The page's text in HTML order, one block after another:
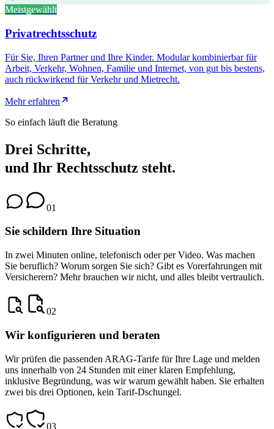
Meistgewählt
Privatrechtsschutz
Für Sie, Ihren Partner und Ihre Kinder. Modular kombinierbar für
Arbeit, Verkehr, Wohnen, Familie und Internet, von gut bis bestens,
auch rückwirkend für Verkehr und Mietrecht.
Mehr erfahren
So einfach läuft die Beratung
Drei Schritte,
und Ihr Rechtsschutz steht.
01
Sie schildern Ihre Situation
In zwei Minuten online, telefonisch oder per Video. Was machen
Sie beruflich? Worum sorgen Sie sich? Gibt es Vorerfahrungen mit
Versicherern? Mehr brauchen wir nicht, und alles bleibt vertraulich.
02
Wir konfigurieren und beraten
Wir prüfen die passenden ARAG-Tarife für Ihre Lage und melden
uns innerhalb von 24 Stunden mit einer klaren Empfehlung,
inklusive Begründung, was wir warum gewählt haben. Sie erhalten
zwei bis drei Optionen, kein Tarif-Dschungel.
03